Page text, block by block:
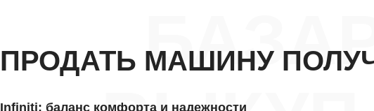
ПРОДАТЬ МАШИНУ
Infiniti: баланс комфорта и надежности